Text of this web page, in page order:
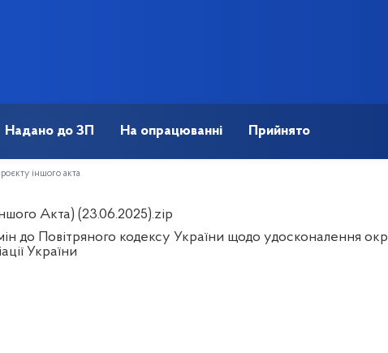
Надано до ЗП На опрацюванні Прийнято
іншого акта
Акта) (23.06.2025).zip
до Повітряного кодексу України щодо удосконалення
України